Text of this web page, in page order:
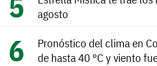
agosto
Pronóstico del clima en
de hasta 40 °C y viento